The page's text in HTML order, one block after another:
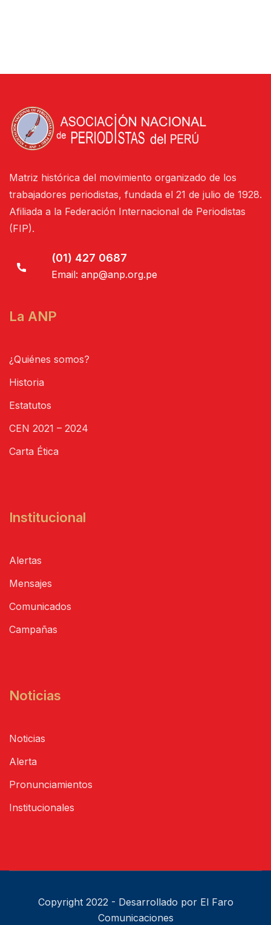
Matriz histórica del movimiento organizado de los
trabajadores periodistas, fundada el 21 de julio de 1928.
Afiliada a la Federación Internacional de Periodistas
(FIP).
(01) 427 0687
Email: anp@anp.org.pe
La ANP
¿Quiénes somos?
Historia
Estatutos
CEN 2021 – 2024
Carta Ética
Institucional
Alertas
Mensajes
Comunicados
Campañas
Noticias
Noticias
Alerta
Pronunciamientos
Institucionales
Copyright 2022 - Desarrollado por El Faro
Comunicaciones